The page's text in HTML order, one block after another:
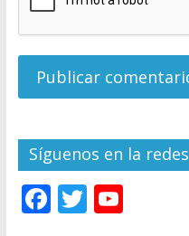
Síguenos en la redes
F T Y